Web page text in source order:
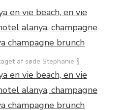
af søde Stephanie 🍾